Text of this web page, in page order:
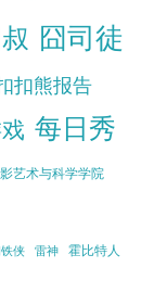
囧司徒
扣熊报告
每日秀
艺术与科学学院
侠 雷神 霍比特人